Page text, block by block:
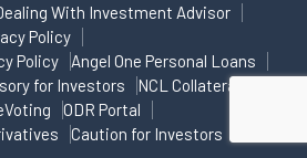
With Investment Advisor
Policy
Policy
Angel One Personal Loans
for Investors
NCL Collateral
ODR Portal
Caution for Investors